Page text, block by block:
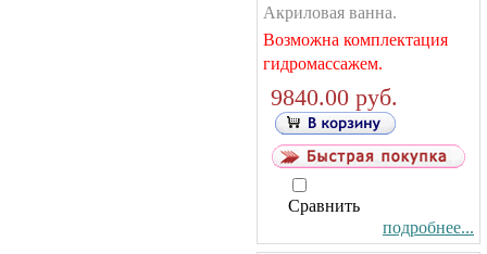
Акриловая ванна.
Возможна комплектация
гидромассажем.
9840.00 руб.
Сравнить
подробнее...